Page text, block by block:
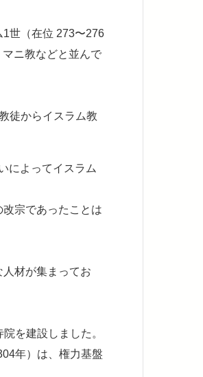
世（在位 273〜276
ニ教などと並んで
徒からイスラム教
によってイスラム
宗であったことは
材が集まってお
を建設しました。
年）は、権力基盤